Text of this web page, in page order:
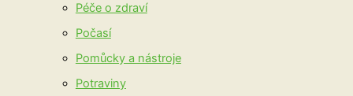
Péče o zdraví
Počasí
Pomůcky a nástroje
Potraviny